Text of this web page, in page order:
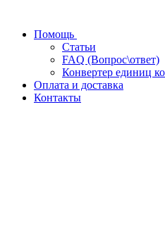
Помощь
Статьи
FAQ (Вопрос\ответ)
Конвертер единиц
Оплата и доставка
Контакты